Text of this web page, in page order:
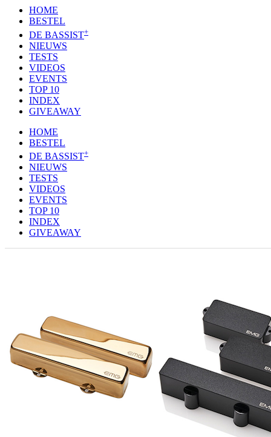
HOME
BESTEL
DE BASSIST+
NIEUWS
TESTS
VIDEOS
EVENTS
TOP 10
INDEX
GIVEAWAY
HOME
BESTEL
DE BASSIST+
NIEUWS
TESTS
VIDEOS
EVENTS
TOP 10
INDEX
GIVEAWAY